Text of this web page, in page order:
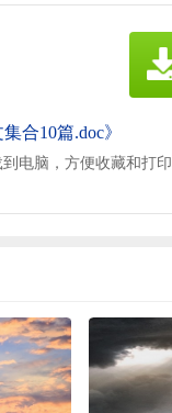
合10篇.doc》
电脑，方便收藏和打印